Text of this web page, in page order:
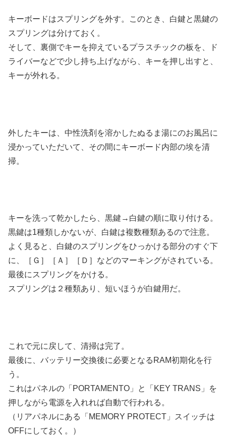
キーボードはスプリングを外す。このとき、白鍵と黒鍵の
スプリングは分けておく。
そして、裏側でキーを抑えているプラスチックの板を、ド
ライバーなどで少し持ち上げながら、キーを押し出すと、
キーが外れる。
外したキーは、中性洗剤を溶かしたぬるま湯にのお風呂に
浸かっていただいて、その間にキーボード内部の埃を清
掃。
キーを洗って乾かしたら、黒鍵→白鍵の順に取り付ける。
黒鍵は1種類しかないが、白鍵は複数種類あるので注意。
よく見ると、白鍵のスプリングをひっかける部分のすぐ下
に、［Ｇ］［Ａ］［Ｄ］などのマーキングがされている。
最後にスプリングをかける。
スプリングは２種類あり、短いほうが白鍵用だ。
これで元に戻して、清掃は完了。
最後に、バッテリー交換後に必要となるRAM初期化を行
う。
これはパネルの「PORTAMENTO」と「KEY TRANS」を
押しながら電源を入れれば自動で行われる。
（リアパネルにある「MEMORY PROTECT」スイッチは
OFFにしておく。）